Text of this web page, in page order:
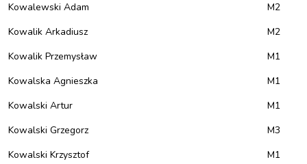
Kowalewski Adam
M2
Kowalik Arkadiusz
M2
Kowalik Przemysław
M1
Kowalska Agnieszka
M1
Kowalski Artur
M1
Kowalski Grzegorz
M3
Kowalski Krzysztof
M1